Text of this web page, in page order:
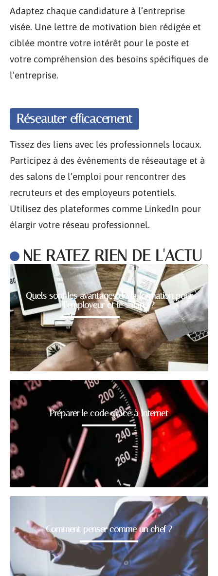
Adaptez chaque candidature à l’entreprise
visée. Une lettre de motivation bien rédigée et
ciblée montre votre intérêt pour le poste et
votre compréhension des besoins spécifiques de
l’entreprise.
Réseauter efficacement
Tissez des liens avec les professionnels locaux.
Participez à des événements de réseautage et à
des salons de l’emploi pour rencontrer des
recruteurs et des employeurs potentiels.
Utilisez des plateformes comme LinkedIn pour
élargir votre réseau professionnel.
NE RATEZ RIEN DE L'ACTU
Quels sont les avantages de la formation pour
l’employeur et le salarié ?
Préparer le code grâce à Internet
Comment penser comme un chef ?